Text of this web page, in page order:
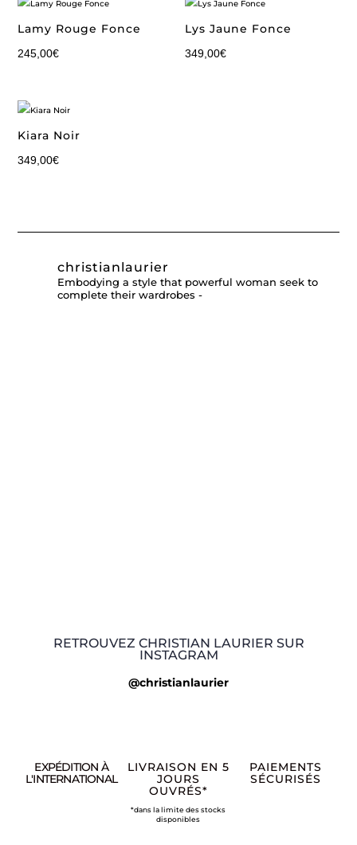
Lamy Rouge Fonce
245,00€
Lys Jaune Fonce
349,00€
Kiara Noir
349,00€
christianlaurier
Embodying a style that powerful woman seek to
complete their wardrobes -
RETROUVEZ CHRISTIAN LAURIER SUR
INSTAGRAM
@christianlaurier
EXPÉDITION À
L'INTERNATIONAL
LIVRAISON EN 5
JOURS
OUVRÉS*
*dans la limite des stocks
disponibles
PAIEMENTS
SÉCURISÉS